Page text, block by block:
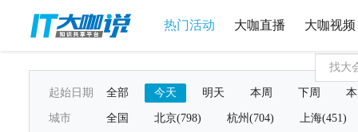
热门活动 大咖直播 大咖视频
起始日期 全部 今天 明天 本周 下周
城市 全国 北京(798) 杭州(704) 上海(451)